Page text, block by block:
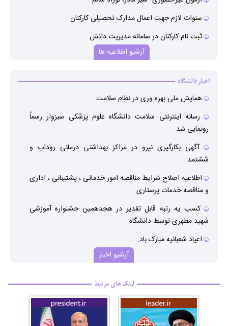
●
● سنوات لازم جهت اعمال مدارک تحصیلی کارکنان
● ثبت نام کارکنان در سامانه مدیریت دانش
آرشیو اطلاعیه ها
اخبار دانشگاه
● همایش ملی بهره وری در نظام سلامت
●
رسانه اینترنتی سلامت دانشگاه علوم پزشکی سبزوار رسماً
رونمایی شد
●
آگهي بکارگیری نیرو در مراکز بهداشتی درمانی روداب و
ششتمد
● اطلاعیه اصلاح شرایط مناقصه امور خدماتی ، پشتیبانی ، اداری
و مناقصه خدمات پرستاری
● کسب یه رتبه قابل تقدیر در هجدهمین جشنواره آموزشی
شهید مطهری توسط دانشگاه
● اعیاد شعبانیه مبارک باد.
آرشیو اخبار
لینک های مرتبط